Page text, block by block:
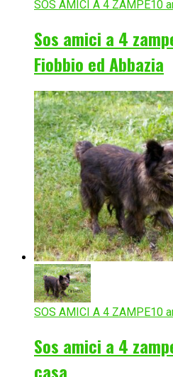
SOS AMICI A 4 ZAMPE10
Sos amici a 4
Fiobbio ed Abbazia
SOS AMICI A 4 ZAMPE10
Sos amici a 4
casa